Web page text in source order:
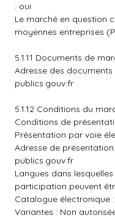
: oui
Le marché en question
moyennes entreprises
5.1.11 Documents de
Adresse des
publics.gouv.fr
5.1.12 Conditions du
Conditions de
Présentation par voie
Adresse de présentation
publics.gouv.fr
Langues dans
participation peuvent
Catalogue électronique
Variantes : Non